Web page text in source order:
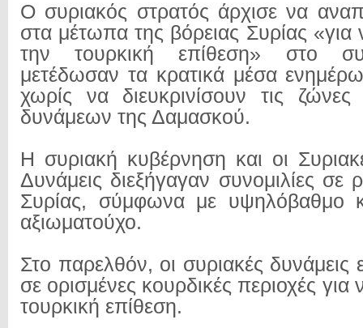
Ο συριακός στρατός άρχισε να
στα μέτωπα της βόρειας Συρίας «για
την τουρκική επίθεση» στο
μετέδωσαν τα κρατικά μέσα
χωρίς να διευκρινίσουν τις
δυνάμεων της Δαμασκού.
Η συριακή κυβέρνηση και οι
Δυνάμεις διεξήγαγαν συνομιλίες
Συρίας, σύμφωνα με υψηλόβαθμο
αξιωματούχο.
Στο παρελθόν, οι συριακές δυνάμεις
σε ορισμένες κουρδικές περιοχές για
τουρκική επίθεση.